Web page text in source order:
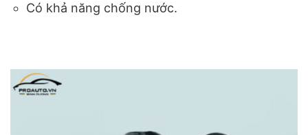
Có khả năng chống nước.